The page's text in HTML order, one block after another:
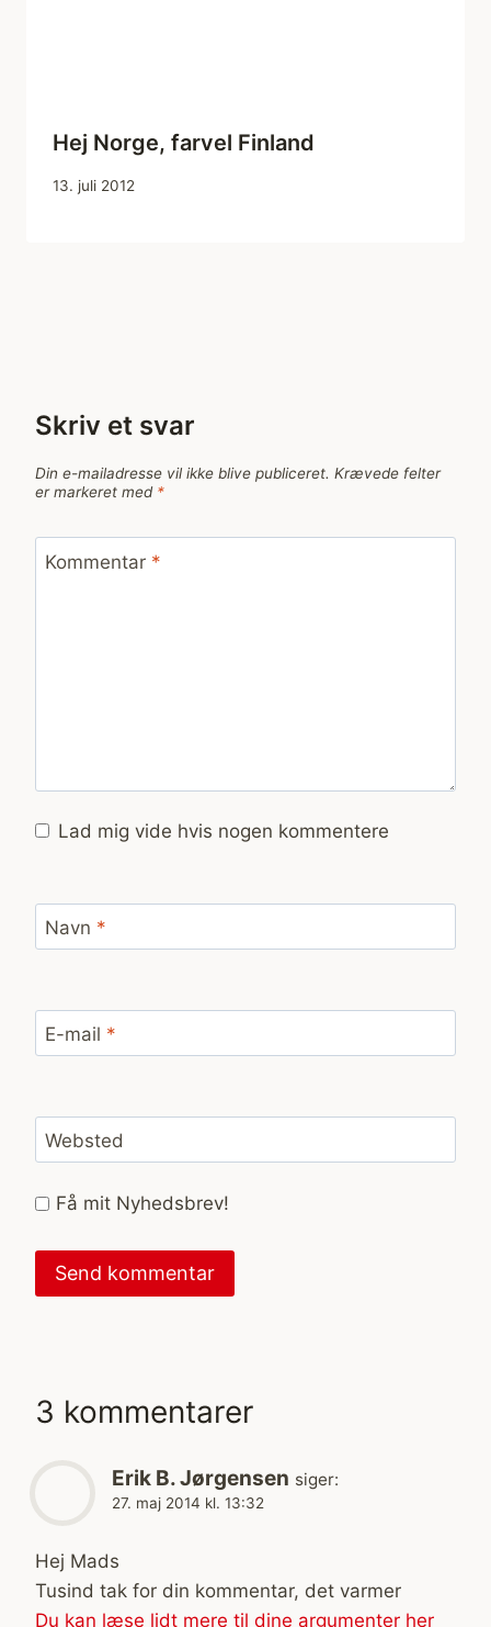
Hej Norge, farvel Finland
13. juli 2012
Skriv et svar
Din e-mailadresse vil ikke blive publiceret. Krævede felter
er markeret med *
Kommentar *
Lad mig vide hvis nogen kommentere
Navn *
E-mail *
Websted
Få mit Nyhedsbrev!
3 kommentarer
Erik B. Jørgensen siger:
27. maj 2014 kl. 13:32
Hej Mads
Tusind tak for din kommentar, det varmer
Du kan læse lidt mere til dine argumenter her